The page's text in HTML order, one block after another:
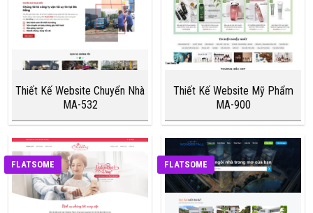
Thiết Kế Website Chuyển Nhà
MA-532
Thiết Kế Website Mỹ Phẩm
MA-900
FLATSOME FLATSOME